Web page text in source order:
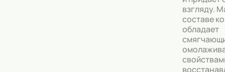
взгляду.
составе
обладает